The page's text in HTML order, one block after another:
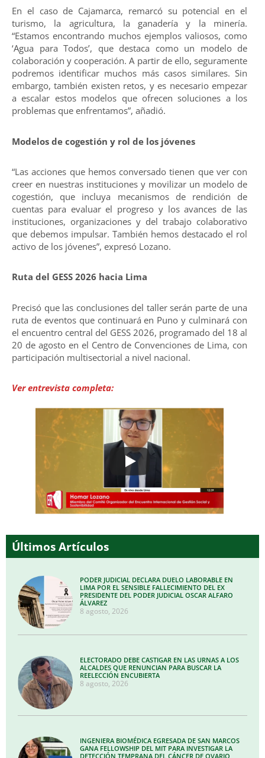
En el caso de Cajamarca, remarcó su potencial en el
turismo, la agricultura, la ganadería y la minería.
“Estamos encontrando muchos ejemplos valiosos, como
‘Agua para Todos’, que destaca como un modelo de
colaboración y cooperación. A partir de ello, seguramente
podremos identificar muchos más casos similares. Sin
embargo, también existen retos, y es necesario empezar
a escalar estos modelos que ofrecen soluciones a los
problemas que enfrentamos”, añadió.
Modelos de cogestión y rol de los jóvenes
“Las acciones que hemos conversado tienen que ver con
creer en nuestras instituciones y movilizar un modelo de
cogestión, que incluya mecanismos de rendición de
cuentas para evaluar el progreso y los avances de las
instituciones, organizaciones y del trabajo colaborativo
que debemos impulsar. También hemos destacado el rol
activo de los jóvenes”, expresó Lozano.
Ruta del GESS 2026 hacia Lima
Precisó que las conclusiones del taller serán parte de una
ruta de eventos que continuará en Puno y culminará con
el encuentro central del GESS 2026, programado del 18 al
20 de agosto en el Centro de Convenciones de Lima, con
participación multisectorial a nivel nacional.
Ver entrevista completa:
Últimos Artículos
PODER JUDICIAL DECLARA DUELO LABORABLE EN
LIMA POR EL SENSIBLE FALLECIMIENTO DEL EX
PRESIDENTE DEL PODER JUDICIAL OSCAR ALFARO
ÁLVAREZ
8 agosto, 2026
ELECTORADO DEBE CASTIGAR EN LAS URNAS A LOS
ALCALDES QUE RENUNCIAN PARA BUSCAR LA
REELECCIÓN ENCUBIERTA
8 agosto, 2026
INGENIERA BIOMÉDICA EGRESADA DE SAN MARCOS
GANA FELLOWSHIP DEL MIT PARA INVESTIGAR LA
DETECCIÓN TEMPRANA DEL CÁNCER DE OVARIO